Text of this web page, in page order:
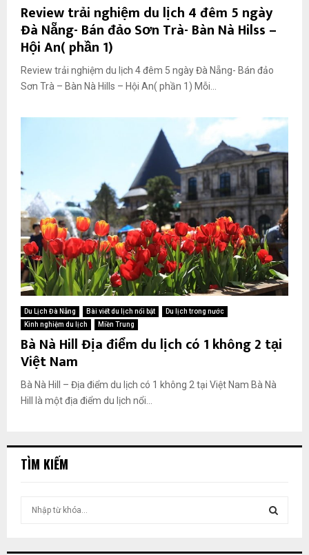
Review trải nghiệm du lịch 4 đêm 5 ngày
Đà Nẵng- Bán đảo Sơn Trà- Bàn Nà Hilss –
Hội An( phần 1)
Review trải nghiệm du lịch 4 đêm 5 ngày Đà Nẵng- Bán đảo
Sơn Trà – Bàn Nà Hills – Hội An( phần 1) Mỗi...
Du Lịch Đà Nẵng Bài viết du lịch nổi bật
Du lịch trong nước
Kinh nghiệm du lịch
Miền Trung
Bà Nà Hill Địa điểm du lịch có 1 không 2 tại
Việt Nam
Bà Nà Hill – Địa điểm du lịch có 1 không 2 tại Việt Nam Bà Nà
Hill là một địa điểm du lịch nổi...
TÌM KIẾM